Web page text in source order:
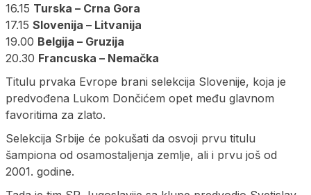
16.15 Turska – Crna Gora
17.15 Slovenija – Litvanija
19.00 Belgija – Gruzija
20.30 Francuska – Nemačka
Titulu prvaka Evrope brani selekcija Slovenije, koja je
predvođena Lukom Dončićem opet među glavnom
favoritima za zlato.
Selekcija Srbije će pokušati da osvoji prvu titulu
šampiona od osamostaljenja zemlje, ali i prvu još od
2001. godine.